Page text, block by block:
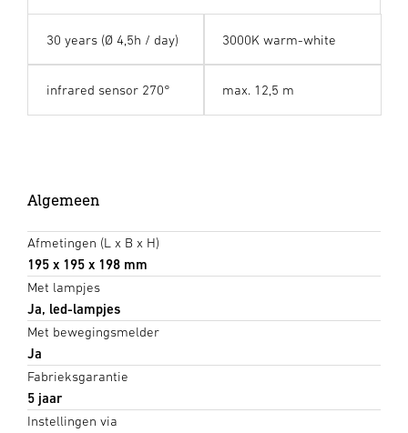
30 years (Ø 4,5h / day) 3000K warm-white
infrared sensor 270° max. 12,5 m
Algemeen
Afmetingen (L x B x H)
195 x 195 x 198 mm
Met lampjes
Ja, led-lampjes
Met bewegingsmelder
Ja
Fabrieksgarantie
5 jaar
Instellingen via